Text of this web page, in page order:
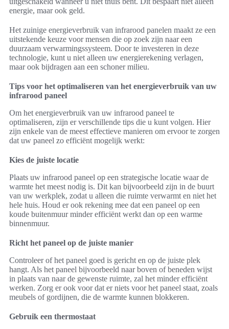
energie, maar ook geld.
Het zuinige energieverbruik van infrarood panelen maakt ze een
uitstekende keuze voor mensen die op zoek zijn naar een
duurzaam verwarmingssysteem. Door te investeren in deze
technologie, kunt u niet alleen uw energierekening verlagen,
maar ook bijdragen aan een schoner milieu.
Tips voor het optimaliseren van het energieverbruik van uw
infrarood paneel
Om het energieverbruik van uw infrarood paneel te
optimaliseren, zijn er verschillende tips die u kunt volgen. Hier
zijn enkele van de meest effectieve manieren om ervoor te zorgen
dat uw paneel zo efficiënt mogelijk werkt:
Kies de juiste locatie
Plaats uw infrarood paneel op een strategische locatie waar de
warmte het meest nodig is. Dit kan bijvoorbeeld zijn in de buurt
van uw werkplek, zodat u alleen die ruimte verwarmt en niet het
hele huis. Houd er ook rekening mee dat een paneel op een
koude buitenmuur minder efficiënt werkt dan op een warme
binnenmuur.
Richt het paneel op de juiste manier
Controleer of het paneel goed is gericht en op de juiste plek
hangt. Als het paneel bijvoorbeeld naar boven of beneden wijst
in plaats van naar de gewenste ruimte, zal het minder efficiënt
werken. Zorg er ook voor dat er niets voor het paneel staat, zoals
meubels of gordijnen, die de warmte kunnen blokkeren.
Gebruik een thermostaat